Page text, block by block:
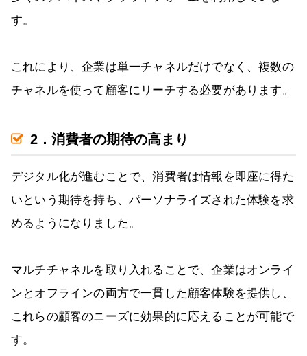
す。
これにより、企業は単一チャネルだけでなく、複数の
チャネルを使って顧客にリーチする必要があります。
2．消費者の期待の高まり
デジタル化が進むことで、消費者は情報を即座に得た
いという期待を持ち、パーソナライズされた体験を求
めるようになりました。
マルチチャネルを取り入れることで、企業はオンライ
ンとオフラインの両方で一貫した顧客体験を提供し、
これらの顧客のニーズに効果的に応えることが可能で
す。